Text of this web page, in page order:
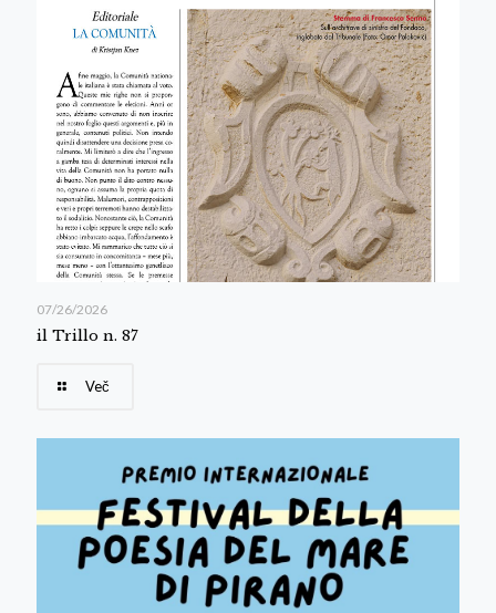
07/26/2026
il Trillo n. 87
Več